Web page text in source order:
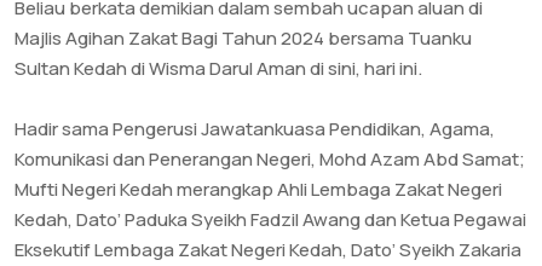
Beliau berkata demikian dalam sembah ucapan aluan di
Majlis Agihan Zakat Bagi Tahun 2024 bersama Tuanku
Sultan Kedah di Wisma Darul Aman di sini, hari ini.
Hadir sama Pengerusi Jawatankuasa Pendidikan, Agama,
Komunikasi dan Penerangan Negeri, Mohd Azam Abd Samat;
Mufti Negeri Kedah merangkap Ahli Lembaga Zakat Negeri
Kedah, Dato’ Paduka Syeikh Fadzil Awang dan Ketua Pegawai
Eksekutif Lembaga Zakat Negeri Kedah, Dato’ Syeikh Zakaria